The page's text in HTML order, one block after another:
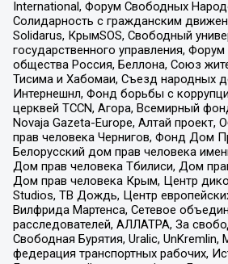
International, Форум Свободных
Солидарность с гражданским
Solidarus, КрымSOS, Свободный
государственного управления,
общества Россия, Беллона, Союз
Тисима и Хабомаи, Съезд народных
Интернешнл, Фонд борьбы с
церквей TCCN, Агора, Всемирный
Novaja Gazeta-Europe, Алтай проект,
прав человека Чернигов, Фонд Дом
Белорусский дом прав человека
Дом прав человека Тбилиси, Дом
Дом прав человека Крым, Центр
Studios, ТВ Дождь, Центр
Вилфрида Мартенса, Сетевое
расследователей, АЛЛАТРА, За
Свободная Бурятия, Uralic,
федерация транспортных рабочих,